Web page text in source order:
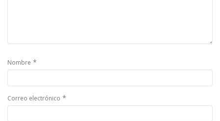
Nombre *
Correo electrónico *